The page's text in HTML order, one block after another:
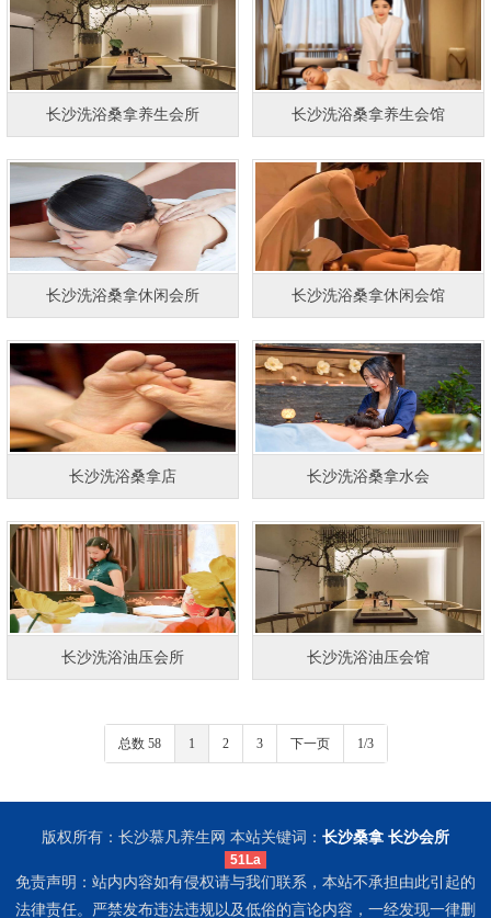
长沙洗浴桑拿养生会所 长沙洗浴桑拿养生会馆
长沙洗浴桑拿休闲会所 长沙洗浴桑拿休闲会馆
长沙洗浴桑拿店 长沙洗浴桑拿水会
长沙洗浴油压会所 长沙洗浴油压会馆
总数 58 1 2 3 下一页 1/3
版权所有：长沙慕凡养生网 本站关键词： 长沙桑拿 长沙会所
51La
免责声明：站内内容如有侵权请与我们联系，本站不承担由此引起的
法律责任。严禁发布违法违规以及低俗的言论内容，一经发现一律删